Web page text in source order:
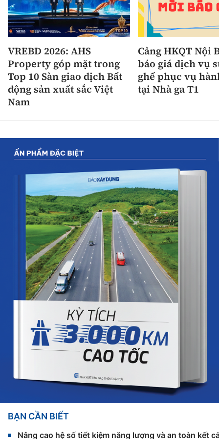
VREBD 2026: AHS
Property góp mặt trong
Top 10 Sàn giao dịch Bất
động sản xuất sắc Việt
Nam
Cảng HKQT Nội
báo giá dịch vụ
ghế phục vụ
tại Nhà ga T1
BẠN CẦN BIẾT
Nâng cao hệ số tiết kiệm năng lượng và an toàn kết